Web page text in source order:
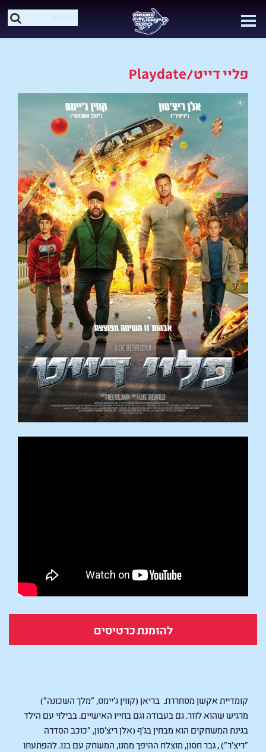
פליי דייט/Playdate
להזמנת כרטיסים
קומדיית אקשן מסחררת. בריאן (קווין ג'יימס, "מלך השכונה")
מרגיש שהוא לוזר. גם בעבודה וגם בחייו האישיים. בבילוי עם הילד
בגינת המשחקים הוא מבחין בג'ף (אלן ריצ'סון, "כוכב הסדרה
"ריצ'ר") , גבר חסון, מוצלח ההיפך ממנו, המשחק עם בנו. להפתעתו